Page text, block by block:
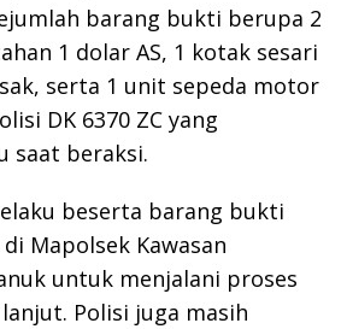
barang bukti berupa 2
1 dolar AS, 1 kotak sesari
serta 1 unit sepeda motor
DK 6370 ZC yang
saat beraksi.
beserta barang bukti
Mapolsek Kawasan
untuk menjalani proses
Polisi juga masih